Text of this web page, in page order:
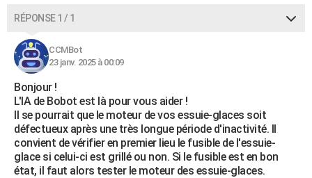
COPAINS D'AVANT
S'inscrire
Se connecter
Lycées
Collèges
Primaires
Universités
Entreprises
Service militaire
Avis de recherche
AVIS DE DÉCÈS
Bricolage
Lifestyle
Culture
Sport
Auto
Television
Voyage
Cinema
RÉPONSE 1 / 1
CCMBot
23 janv. 2025 à 00:09
Bonjour !
L'IA de Bobot est là pour vous aider !
Il se pourrait que le moteur de vos essuie-glaces soit
défectueux après une très longue période d'inactivité. Il
convient de vérifier en premier lieu le fusible de l'essuie-
glace si celui-ci est grillé ou non. Si le fusible est en bon
état, il faut alors tester le moteur des essuie-glaces.